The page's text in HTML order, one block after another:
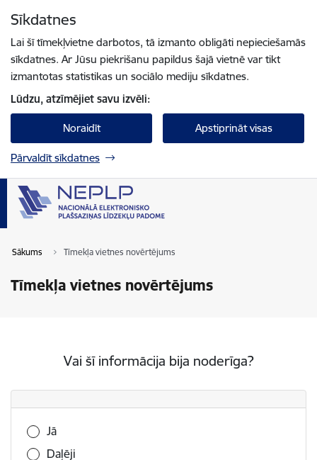
Sīkdatnes
Lai šī tīmekļvietne darbotos, tā izmanto obligāti nepieciešamās
sīkdatnes. Ar Jūsu piekrišanu papildus šajā vietnē var tikt
izmantotas statistikas un sociālo mediju sīkdatnes.
Lūdzu, atzīmējiet savu izvēli:
Noraidīt Apstiprināt visas
Pārvaldīt sīkdatnes
Sākums Tīmekļa vietnes novērtējums
Tīmekļa vietnes novērtējums
Vai šī informācija bija noderīga?
Vai šī informācija bija noderīga?
Jā
Daļēji